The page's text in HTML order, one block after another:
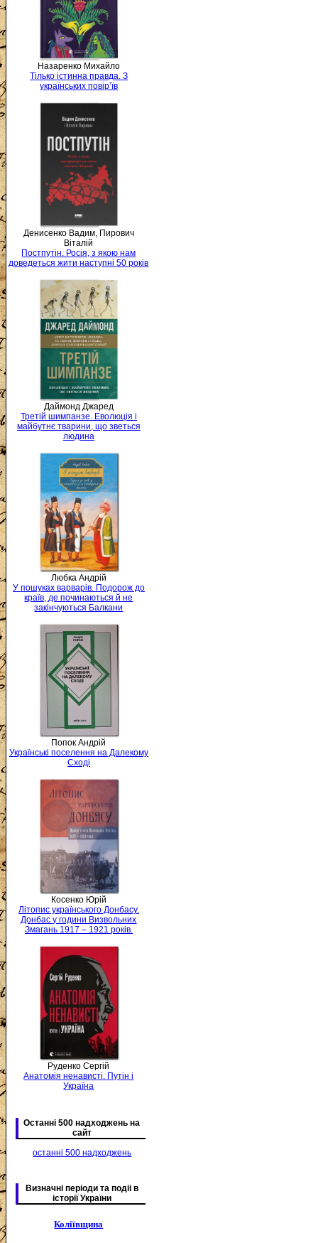
Назаренко Михайло
Тілько істинна правда. З
українських повір’їв
Денисенко Вадим, Пирович
Віталій
Постпутін. Росія, з якою нам
доведеться жити наступні 50 років
Даймонд Джаред
Третій шимпанзе. Еволюція і
майбутнє тварини, що зветься
людина
Любка Андрій
У пошуках варварів. Подорож до
країв, де починаються й не
закінчуються Балкани
Попок Андрій
Українські поселення на Далекому
Сході
Косенко Юрій
Літопис українського Донбасу.
Донбас у години Визвольних
Змагань 1917 – 1921 років.
Руденко Сергій
Анатомія ненависті. Путін і
Україна
Останні 500 надходжень на
сайт
останні 500 надходжень
Визначні періоди та подіі в
історії України
Коліївщина